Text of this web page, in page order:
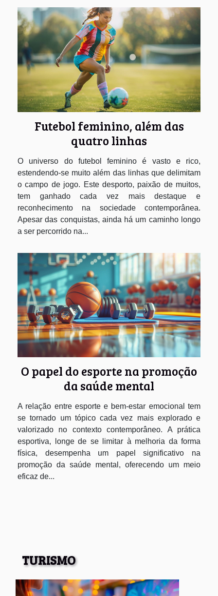
Futebol feminino, além das
quatro linhas
O universo do futebol feminino é vasto e rico,
estendendo-se muito além das linhas que delimitam
o campo de jogo. Este desporto, paixão de muitos,
tem ganhado cada vez mais destaque e
reconhecimento na sociedade contemporânea.
Apesar das conquistas, ainda há um caminho longo
a ser percorrido na...
O papel do esporte na promoção
da saúde mental
A relação entre esporte e bem-estar emocional tem
se tornado um tópico cada vez mais explorado e
valorizado no contexto contemporâneo. A prática
esportiva, longe de se limitar à melhoria da forma
física, desempenha um papel significativo na
promoção da saúde mental, oferecendo um meio
eficaz de...
TURISMO